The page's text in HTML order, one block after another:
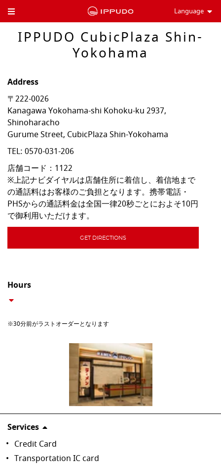
Toggle Header Menu Language
IPPUDO CubicPlaza Shin-
Yokohama
Address
〒222-0026
Kanagawa Yokohama-shi Kohoku-ku 2937,
Shinoharacho
Gurume Street, CubicPlaza Shin-Yokohama
TEL: 0570-031-206
店舗コード：1122
※上記ナビダイヤルは店舗住所に着信し、着信地まで
の通話料はお客様のご負担となります。携帯電話・
PHSからの通話料金は全国一律20秒ごとにおよそ10円
で御利用いただけます。
GET DIRECTIONS
Hours
※30分前がラストオーダーとなります
Services
Credit Card
Transportation IC card